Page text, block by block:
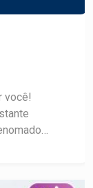
você!